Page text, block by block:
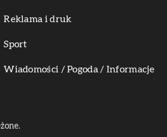
Reklama i druk
Sport
Wiadomości / Pogoda / Informacje